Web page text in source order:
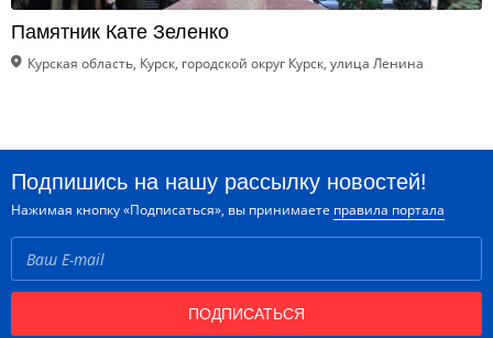
Памятник Кате Зеленко
Курская область, Курск, городской округ Курск, улица Ленина
Подпишись на нашу рассылку новостей!
Нажимая кнопку «Подписаться», вы принимаете правила портала
ПОДПИСАТЬСЯ